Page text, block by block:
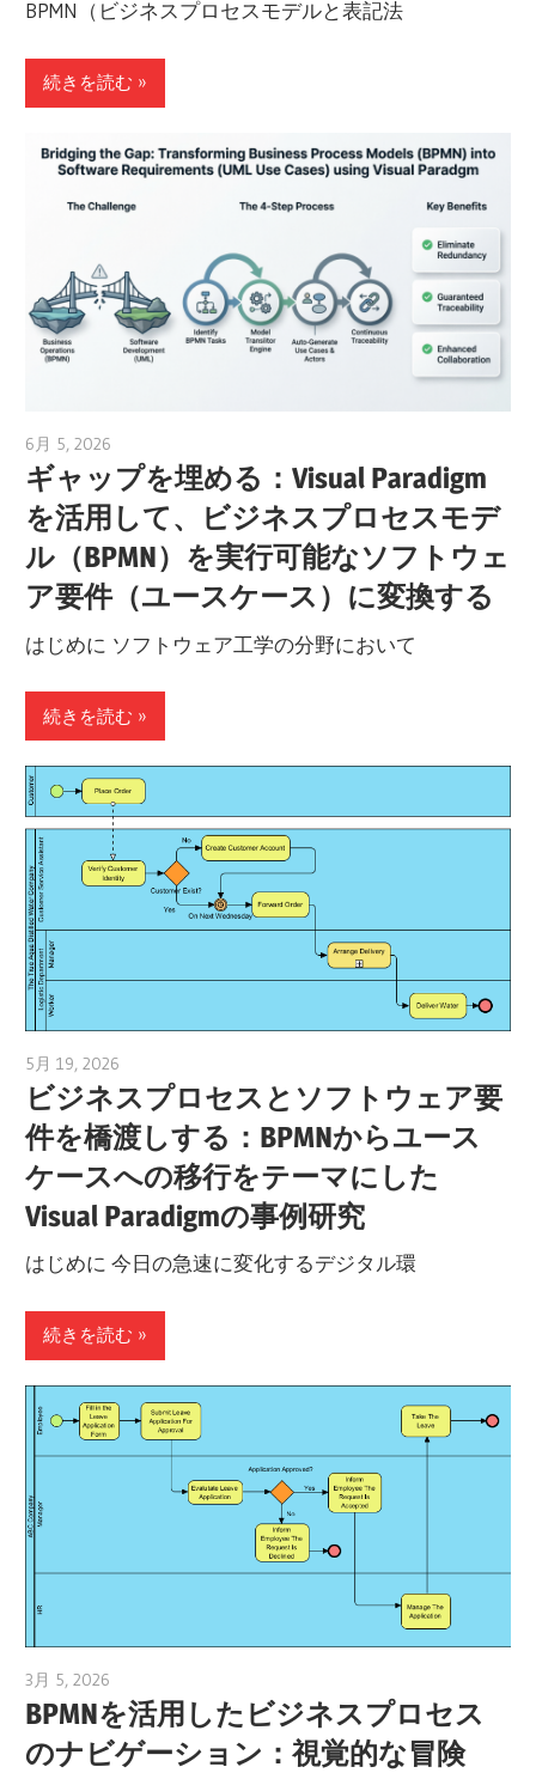
BPMN（ビジネスプロセスモデルと表記法
続きを読む
6月 5, 2026
ギャップを埋める：Visual Paradigm
を活用して、ビジネスプロセスモデ
ル（BPMN）を実行可能なソフトウェ
ア要件（ユースケース）に変換する
はじめに ソフトウェア工学の分野において
続きを読む
5月 19, 2026
ビジネスプロセスとソフトウェア要
件を橋渡しする：BPMNからユース
ケースへの移行をテーマにした
Visual Paradigmの事例研究
はじめに 今日の急速に変化するデジタル環
続きを読む
3月 5, 2026
BPMNを活用したビジネスプロセス
のナビゲーション：視覚的な冒険